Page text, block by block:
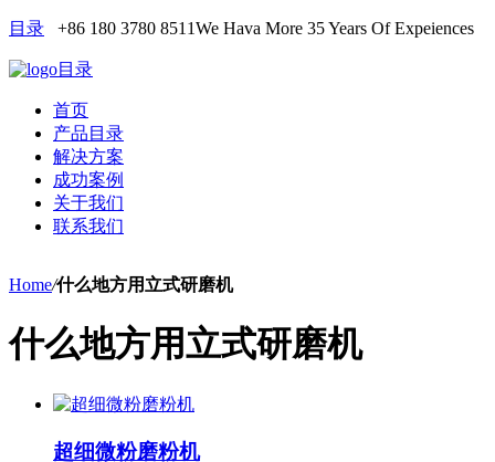
目录 +86 180 3780 8511We Hava More 35 Years Of Expeiences
目录
首页
产品目录
解决方案
成功案例
关于我们
联系我们
Home/什么地方用立式研磨机
什么地方用立式研磨机
超细微粉磨粉机